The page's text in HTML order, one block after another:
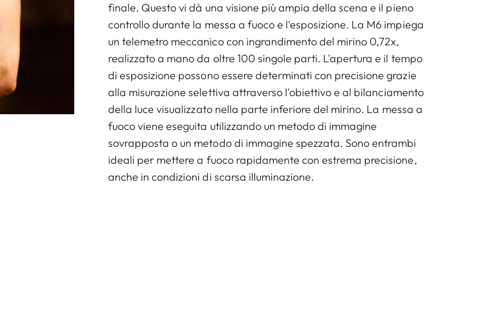
finale. Questo vi dà una visione più ampia della scena e il pieno
controllo durante la messa a fuoco e l'esposizione. La M6 impiega
un telemetro meccanico con ingrandimento del mirino 0,72x,
realizzato a mano da oltre 100 singole parti. L'apertura e il tempo
di esposizione possono essere determinati con precisione grazie
alla misurazione selettiva attraverso l'obiettivo e al bilanciamento
della luce visualizzato nella parte inferiore del mirino. La messa a
fuoco viene eseguita utilizzando un metodo di immagine
sovrapposta o un metodo di immagine spezzata. Sono entrambi
ideali per mettere a fuoco rapidamente con estrema precisione,
anche in condizioni di scarsa illuminazione.